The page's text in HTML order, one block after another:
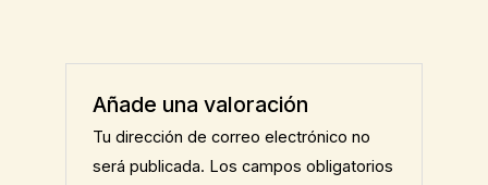
Añade una valoración
Tu dirección de correo electrónico no
será publicada. Los campos obligatorios